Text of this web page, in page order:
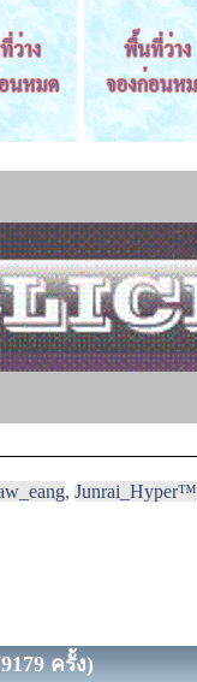
,Junrai_Hyper™
ครั้ง)